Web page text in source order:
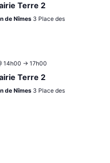
Terre 2
de Nîmes 3 Place des
14h00 -> 17h00
Terre 2
de Nîmes 3 Place des